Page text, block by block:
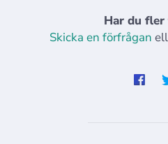
Har du fler
Skicka en förfrågan